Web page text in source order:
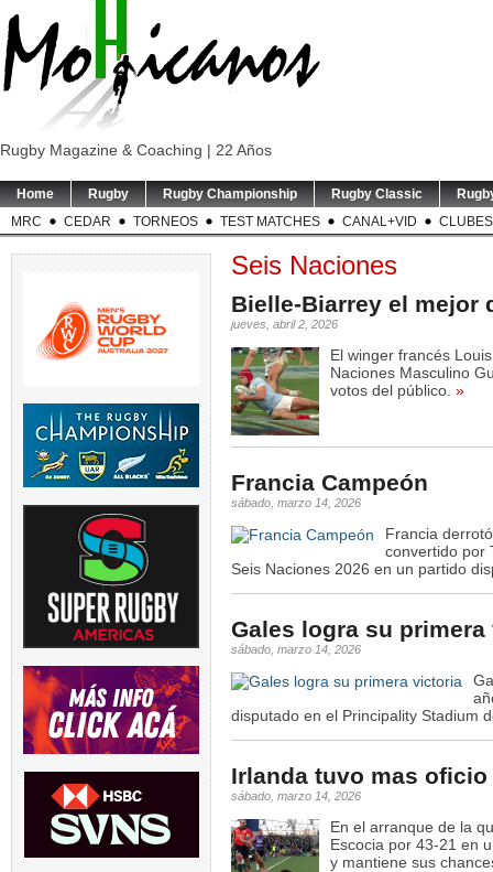
Rugby Magazine & Coaching | 22 Años
Home Rugby Rugby Championship Rugby Classic
MRC
CEDAR TORNEOS TEST MATCHES CANAL+VID CLUBES
Seis Naciones
Bielle-Biarrey el mejor
jueves, abril 2, 2026
El winger francés
Naciones Masculino
votos del público. »
Francia Campeón
sábado, marzo 14, 2026
Francia
convertido por
Seis Naciones 2026 en un partido
Gales logra su
sábado, marzo 14, 2026
disputado en el Principality Stadium
Irlanda tuvo mas oficio
sábado, marzo 14, 2026
En el arranque de la
Escocia por 43-21 en
y mantiene sus